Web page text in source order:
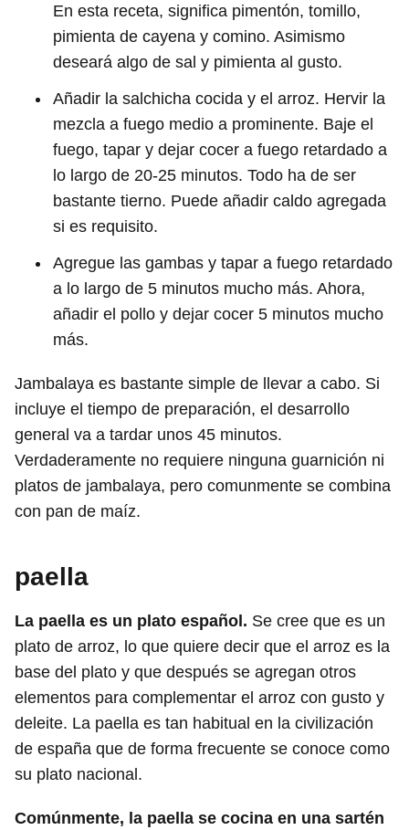
En esta receta, significa pimentón, tomillo,
pimienta de cayena y comino. Asimismo
deseará algo de sal y pimienta al gusto.
Añadir la salchicha cocida y el arroz. Hervir la
mezcla a fuego medio a prominente. Baje el
fuego, tapar y dejar cocer a fuego retardado a
lo largo de 20-25 minutos. Todo ha de ser
bastante tierno. Puede añadir caldo agregada
si es requisito.
Agregue las gambas y tapar a fuego retardado
a lo largo de 5 minutos mucho más. Ahora,
añadir el pollo y dejar cocer 5 minutos mucho
más.
Jambalaya es bastante simple de llevar a cabo. Si
incluye el tiempo de preparación, el desarrollo
general va a tardar unos 45 minutos.
Verdaderamente no requiere ninguna guarnición ni
platos de jambalaya, pero comunmente se combina
con pan de maíz.
paella
La paella es un plato español. Se cree que es un
plato de arroz, lo que quiere decir que el arroz es la
base del plato y que después se agregan otros
elementos para complementar el arroz con gusto y
deleite. La paella es tan habitual en la civilización
de españa que de forma frecuente se conoce como
su plato nacional.
Comúnmente, la paella se cocina en una sartén